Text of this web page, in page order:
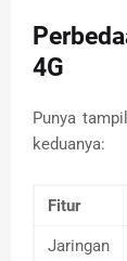
4G
Punya
keduanya:
Fitur
Jaringan